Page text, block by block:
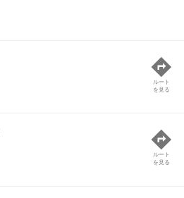
ルート
を見る
ルート
を見る